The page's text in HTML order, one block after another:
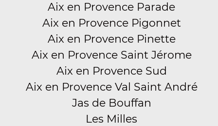
Aix en Provence Parade
Aix en Provence Pigonnet
Aix en Provence Pinette
Aix en Provence Saint Jérome
Aix en Provence Sud
Aix en Provence Val Saint André
Jas de Bouffan
Les Milles